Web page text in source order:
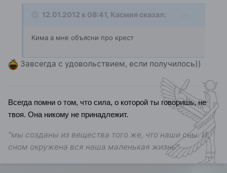
12.01.2012 в 08:41, Касмия сказал:
Кима а мне объясни про крест
Завсегда с удовольствием, если получилось))
Всегда помни о том, что сила, о которой ты говоришь, не
твоя. Она никому не принадлежит.
"мы созданы из вещества того же, что наши сны. И
сном окружена вся наша маленькая жизнь"